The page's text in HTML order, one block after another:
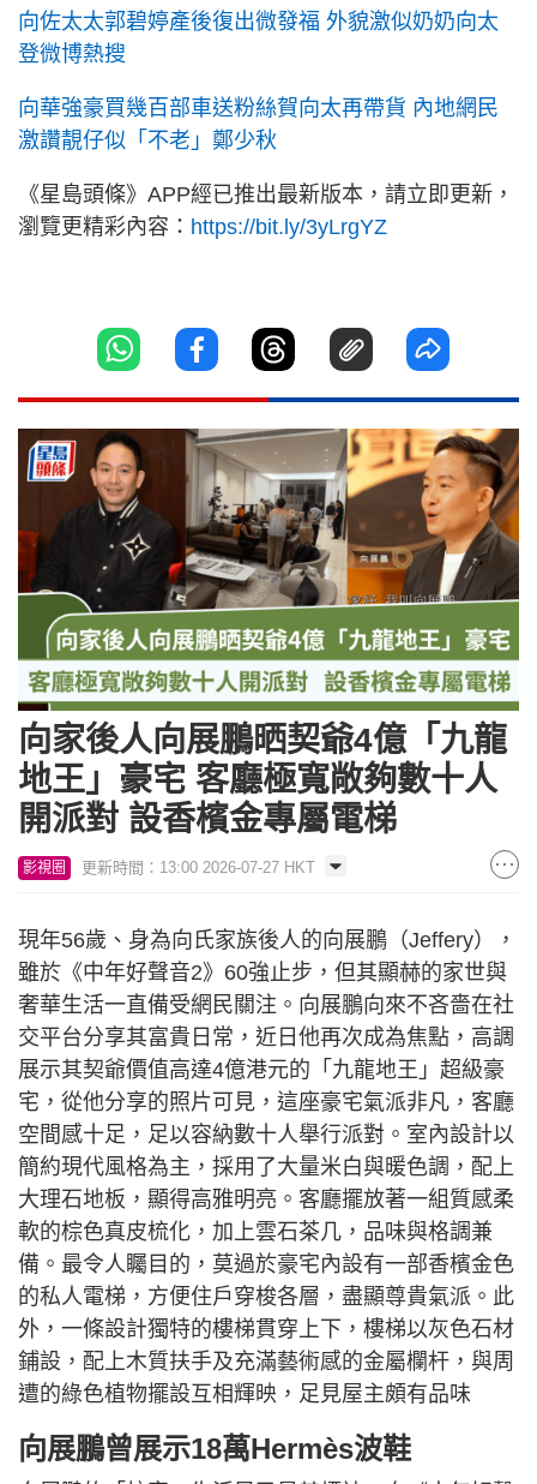
向佐太太郭碧婷產後復出微發福 外貌激似奶奶向太
登微博熱搜
向華強豪買幾百部車送粉絲賀向太再帶貨 內地網民
激讚靚仔似「不老」鄭少秋
《星島頭條》APP經已推出最新版本，請立即更新，
瀏覽更精彩內容： https://bit.ly/3yLrgYZ
向家後人向展鵬晒契爺4億「九龍
地王」豪宅 客廳極寬敞夠數十人
開派對 設香檳金專屬電梯
影視圈 更新時間：13:00 2026-07-27 HKT
現年56歲、身為向氏家族後人的向展鵬（Jeffery），
雖於《中年好聲音2》60強止步，但其顯赫的家世與
奢華生活一直備受網民關注。向展鵬向來不吝嗇在社
交平台分享其富貴日常，近日他再次成為焦點，高調
展示其契爺價值高達4億港元的「九龍地王」超級豪
宅，從他分享的照片可見，這座豪宅氣派非凡，客廳
空間感十足，足以容納數十人舉行派對。室內設計以
簡約現代風格為主，採用了大量米白與暖色調，配上
大理石地板，顯得高雅明亮。客廳擺放著一組質感柔
軟的棕色真皮梳化，加上雲石茶几，品味與格調兼
備。最令人矚目的，莫過於豪宅內設有一部香檳金色
的私人電梯，方便住戶穿梭各層，盡顯尊貴氣派。此
外，一條設計獨特的樓梯貫穿上下，樓梯以灰色石材
鋪設，配上木質扶手及充滿藝術感的金屬欄杆，與周
遭的綠色植物擺設互相輝映，足見屋主頗有品味
向展鵬曾展示18萬Hermès波鞋